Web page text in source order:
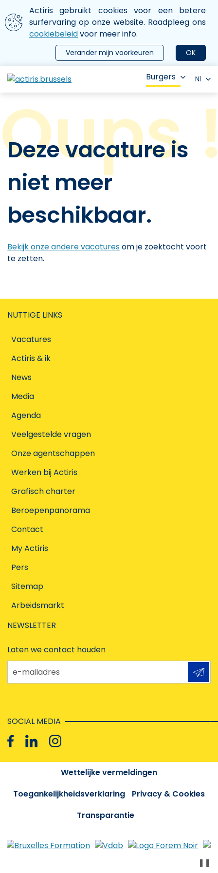
Aller au contenu principal
We gebruiken cookies
Actiris gebruikt cookies voor een betere
surfervaring op onze website. Raadpleeg ons
cookiebeleidvoor meer info.
OK
Verander mijn voorkeuren
le menu
Burgers Nl
Deze vacature is
niet meer
beschikbaar.
Bekijk onze andere vacaturesom je zoektocht voort
te zetten.
NUTTIGE LINKS
Vacatures
Actiris & ik
News
Media
Agenda
Veelgestelde vragen
Onze agentschappen
Werken bij Actiris
Grafisch charter
Beroepenpanorama
Contact
My Actiris
Pers
Sitemap
Arbeidsmarkt
NEWSLETTER
Laten we contact houden
e-mailadres
SOCIAL MEDIA
Wettelijke vermeldingen
Toegankelijkheidsverklaring
Privacy & Cookies
Transparantie
❚❚